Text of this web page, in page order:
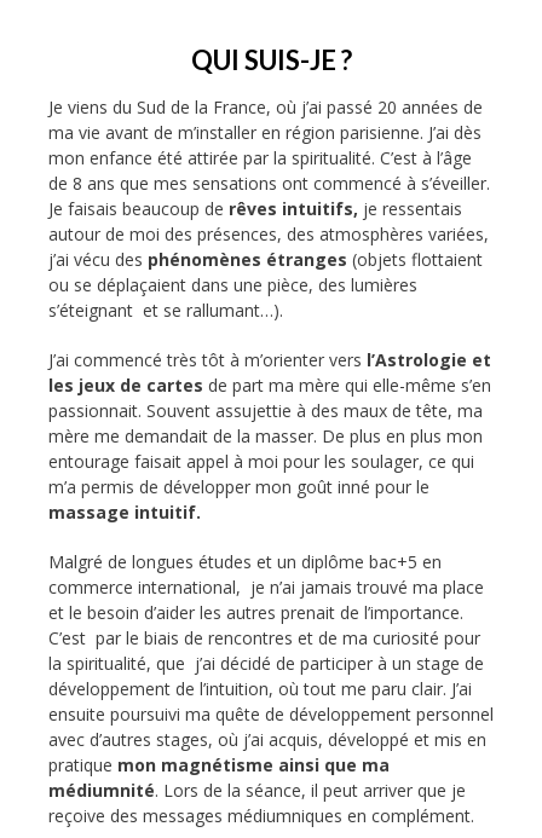
QUI SUIS-JE ?
Je viens du Sud de la France, où j’ai passé 20 années de
ma vie avant de m’installer en région parisienne. J’ai dès
mon enfance été attirée par la spiritualité. C’est à l’âge
de 8 ans que mes sensations ont commencé à s’éveiller.
Je faisais beaucoup de rêves intuitifs, je ressentais
autour de moi des présences, des atmosphères variées,
j’ai vécu des phénomènes étranges (objets flottaient
ou se déplaçaient dans une pièce, des lumières
s’éteignant et se rallumant…).
J’ai commencé très tôt à m’orienter vers l’Astrologie et
les jeux de cartes de part ma mère qui elle-même s’en
passionnait. Souvent assujettie à des maux de tête, ma
mère me demandait de la masser. De plus en plus mon
entourage faisait appel à moi pour les soulager, ce qui
m’a permis de développer mon goût inné pour le
massage intuitif.
Malgré de longues études et un diplôme bac+5 en
commerce international, je n’ai jamais trouvé ma place
et le besoin d’aider les autres prenait de l’importance.
C’est par le biais de rencontres et de ma curiosité pour
la spiritualité, que j’ai décidé de participer à un stage de
développement de l’intuition, où tout me paru clair. J’ai
ensuite poursuivi ma quête de développement personnel
avec d’autres stages, où j’ai acquis, développé et mis en
pratique mon magnétisme ainsi que ma
médiumnité. Lors de la séance, il peut arriver que je
reçoive des messages médiumniques en complément.